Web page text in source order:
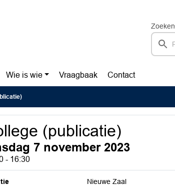
Zoeken
Wie is wie Vraagbaak Contact
(publicatie)
7 november 2023
- 16:30
Nieuwe Zaal